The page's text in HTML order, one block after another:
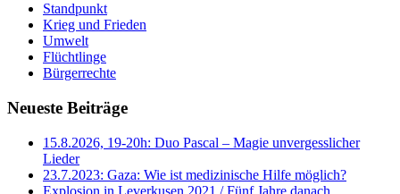
Standpunkt
Krieg und Frieden
Umwelt
Flüchtlinge
Bürgerrechte
Neueste Beiträge
15.8.2026, 19-20h: Duo Pascal – Magie unvergesslicher
Lieder
23.7.2023: Gaza: Wie ist medizinische Hilfe möglich?
Explosion in Leverkusen 2021 / Fünf Jahre danach